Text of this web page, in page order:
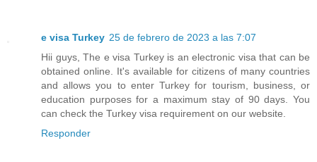
e visa Turkey 25 de febrero de 2023 a las 7:07
Hii guys, The e visa Turkey is an electronic visa that can be
obtained online. It's available for citizens of many countries
and allows you to enter Turkey for tourism, business, or
education purposes for a maximum stay of 90 days. You
can check the Turkey visa requirement on our website.
Responder